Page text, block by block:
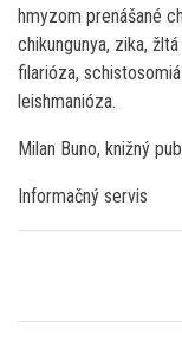
hmyzom prenášané
chikungunya, zika,
filarióza,
leishmanióza.
Milan Buno, knižný
Informačný servis